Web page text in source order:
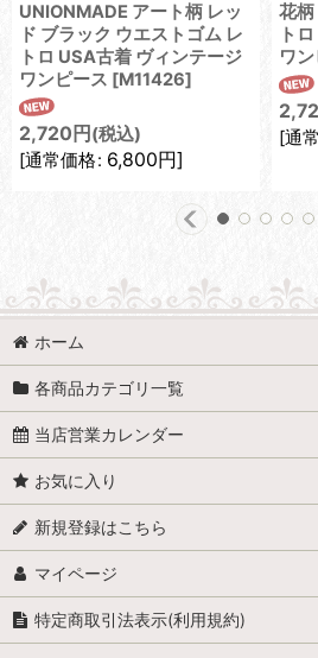
UNIONMADE アート柄 レッ
ド ブラック ウエストゴム レ
トロ USA古着 ヴィンテージ
ワンピース [M11426]
2,720 円 (税込)
[通常価格: 6,800円]
花柄
ト
ワ
[通
ホーム
各商品カテゴリ一覧
当店営業カレンダー
お気に入り
新規登録はこちら
マイページ
特定商取引法表示(利用規約)